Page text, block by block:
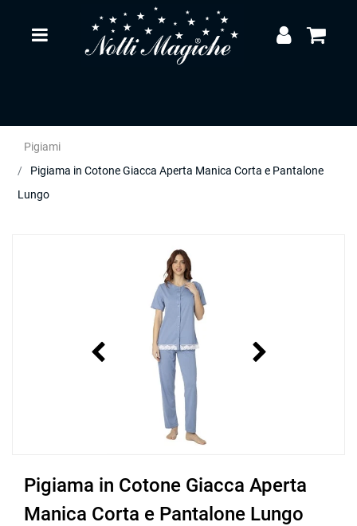
Pigiami
Pigiama in Cotone Giacca Aperta Manica Corta e Pantalone
Lungo
Pigiama in Cotone Giacca Aperta
Manica Corta e Pantalone Lungo